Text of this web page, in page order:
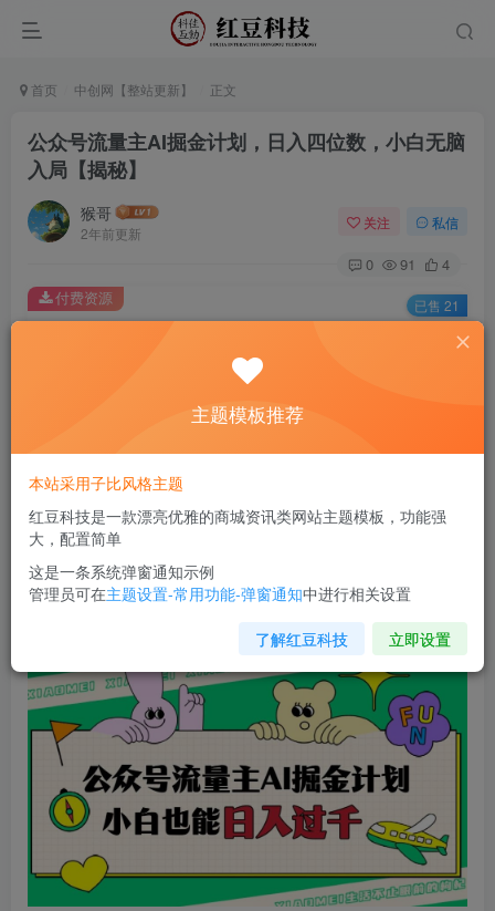
首页 中创网【整站更新】 正文
公众号流量主AI掘金计划，日入四位数，小白无脑
入局【揭秘】
猴哥
2年前更新
关注 私信
0 91 4
此内容为付费资源，请付费后查看
￥9.9
您当前未登录！建议登陆后购买，可保存购买订单
付费资源 已售 21
公众号流量主AI掘金计划，日入四位数，小白无脑入局【揭
主题模板推荐
本站采用子比风格主题
红豆科技是一款漂亮优雅的商城资讯类网站主题模板，功能强
大，配置简单
这是一条系统弹窗通知示例
管理员可在主题设置-常用功能-弹窗通知中进行相关设置
了解红豆科技 立即设置